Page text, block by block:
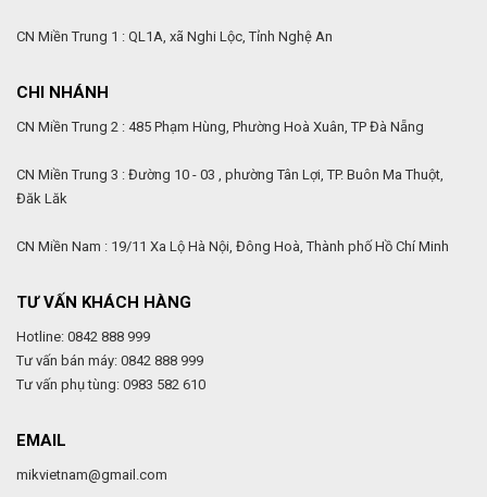
CN Miền Trung 1 : QL1A, xã Nghi Lộc, Tỉnh Nghệ An
CHI NHÁNH
CN Miền Trung 2 : 485 Phạm Hùng, Phường Hoà Xuân, TP Đà Nẵng
CN Miền Trung 3 : Đường 10 - 03 , phường Tân Lợi, TP. Buôn Ma Thuột,
Đăk Lăk
CN Miền Nam : 19/11 Xa Lộ Hà Nội, Đông Hoà, Thành phố Hồ Chí Minh
TƯ VẤN KHÁCH HÀNG
Hotline: 0842 888 999
Tư vấn bán máy: 0842 888 999
Tư vấn phụ tùng: 0983 582 610
EMAIL
mikvietnam@gmail.com